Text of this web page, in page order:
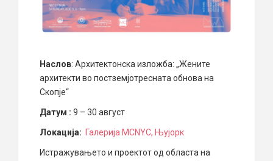
Наслов: Архитектонска изложба: „Жените
архитекти во постземјотресната обнова на
Скопје“
Датум : 9 – 30 август
Локација: Галерија MCNYC, Њујорк
Истражувањето и проектот од областа на